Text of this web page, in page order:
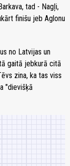
tad - Nagļi,
finišu jeb Aglonu
no Latvijas un
gaitā jebkurā citā
zina, ka tas viss
"dievišķā